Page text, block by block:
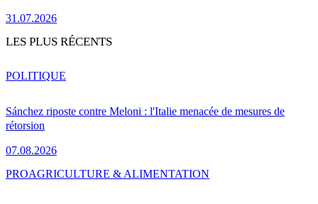
31.07.2026
LES PLUS RÉCENTS
Sánchez riposte contre Meloni : l'Italie menacée de mesures de
rétorsion
07.08.2026
POLITIQUE
PROAGRICULTURE & ALIMENTATION